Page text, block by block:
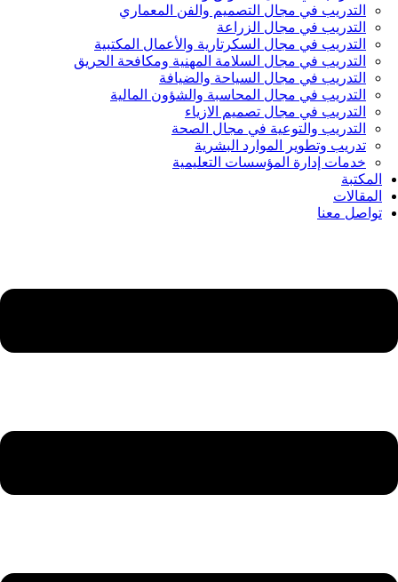
التدريب في مجال التصميم والفن المعماري
التدريب في مجال الزراعة
التدريب في مجال السكرتارية والأعمال المكتبية
التدريب في مجال السلامة المهنية ومكافحة الحريق
التدريب في مجال السياحة والضيافة
التدريب في مجال المحاسبة والشؤون المالية
التدريب في مجال تصميم الازياء
التدريب والتوعية في مجال الصحة
تدريب وتطوير الموارد البشرية
خدمات إدارة المؤسسات التعليمية
المكتبة
المقالات
تواصل معنا